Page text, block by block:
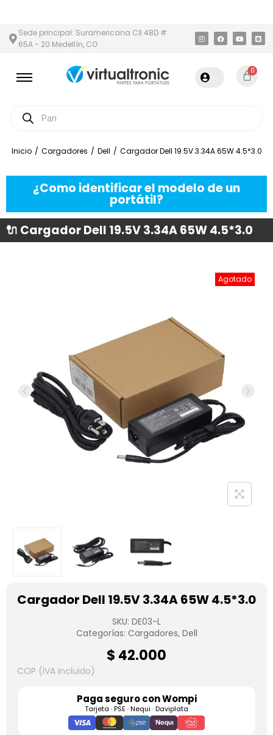
Sede principal: Suramericana Cll 48D #
65A - 20 Medellín, CO
0
Inicio / Cargadores / Dell / Cargador Dell 19.5V 3.34A 65W 4.5*3.0
¿Como identificar el modelo de un
portátil?
🔌 Cargador Dell 19.5V 3.34A 65W 4.5*3.0
Agotado
Cargador Dell 19.5V 3.34A 65W 4.5*3.0
SKU: DE03-L
Categorías: Cargadores, Dell
$ 42.000
COP (IVA incluido)
Paga seguro conWompi
Tarjeta · PSE · Nequi · Daviplata